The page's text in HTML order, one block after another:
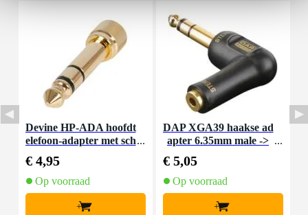
Devine HP-ADA hoofdt
elefoon-adapter met sch
€ 4,95
Op voorraad
+
DAP XGA39 haakse ad
apter 6.35mm male ->
€ 5,05
Op voorraad
+